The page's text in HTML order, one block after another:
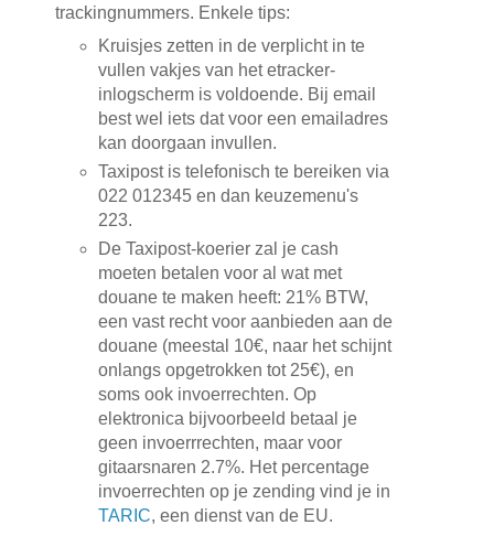
trackingnummers. Enkele tips:
Kruisjes zetten in de verplicht in te
vullen vakjes van het etracker-
inlogscherm is voldoende. Bij email
best wel iets dat voor een emailadres
kan doorgaan invullen.
Taxipost is telefonisch te bereiken via
022 012345 en dan keuzemenu's
223.
De Taxipost-koerier zal je cash
moeten betalen voor al wat met
douane te maken heeft: 21% BTW,
een vast recht voor aanbieden aan de
douane (meestal 10€, naar het schijnt
onlangs opgetrokken tot 25€), en
soms ook invoerrechten. Op
elektronica bijvoorbeeld betaal je
geen invoerrrechten, maar voor
gitaarsnaren 2.7%. Het percentage
invoerrechten op je zending vind je in
TARIC, een dienst van de EU.